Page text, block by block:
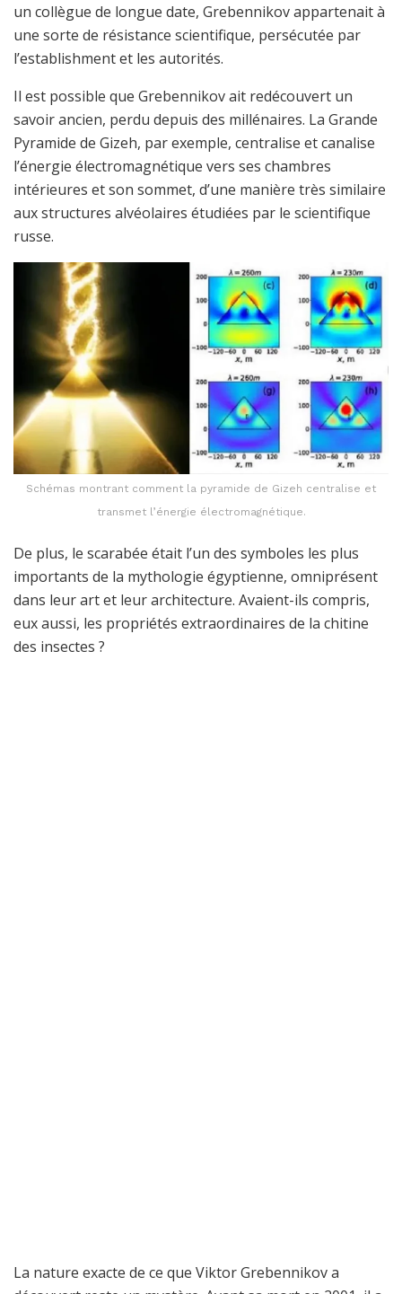
un collègue de longue date, Grebennikov appartenait à
une sorte de résistance scientifique, persécutée par
l’establishment et les autorités.
Il est possible que Grebennikov ait redécouvert un
savoir ancien, perdu depuis des millénaires. La Grande
Pyramide de Gizeh, par exemple, centralise et canalise
l’énergie électromagnétique vers ses chambres
intérieures et son sommet, d’une manière très similaire
aux structures alvéolaires étudiées par le scientifique
russe.
Schémas montrant comment la pyramide de Gizeh centralise et
transmet l’énergie électromagnétique.
De plus, le scarabée était l’un des symboles les plus
importants de la mythologie égyptienne, omniprésent
dans leur art et leur architecture. Avaient-ils compris,
eux aussi, les propriétés extraordinaires de la chitine
des insectes ?
La nature exacte de ce que Viktor Grebennikov a